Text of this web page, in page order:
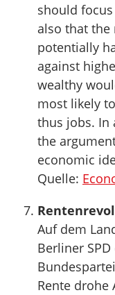
should
also that
potentially
against
wealthy
most likely
thus jobs. In
the
economic
Quelle:
Auf dem
Berliner
Rente drohe